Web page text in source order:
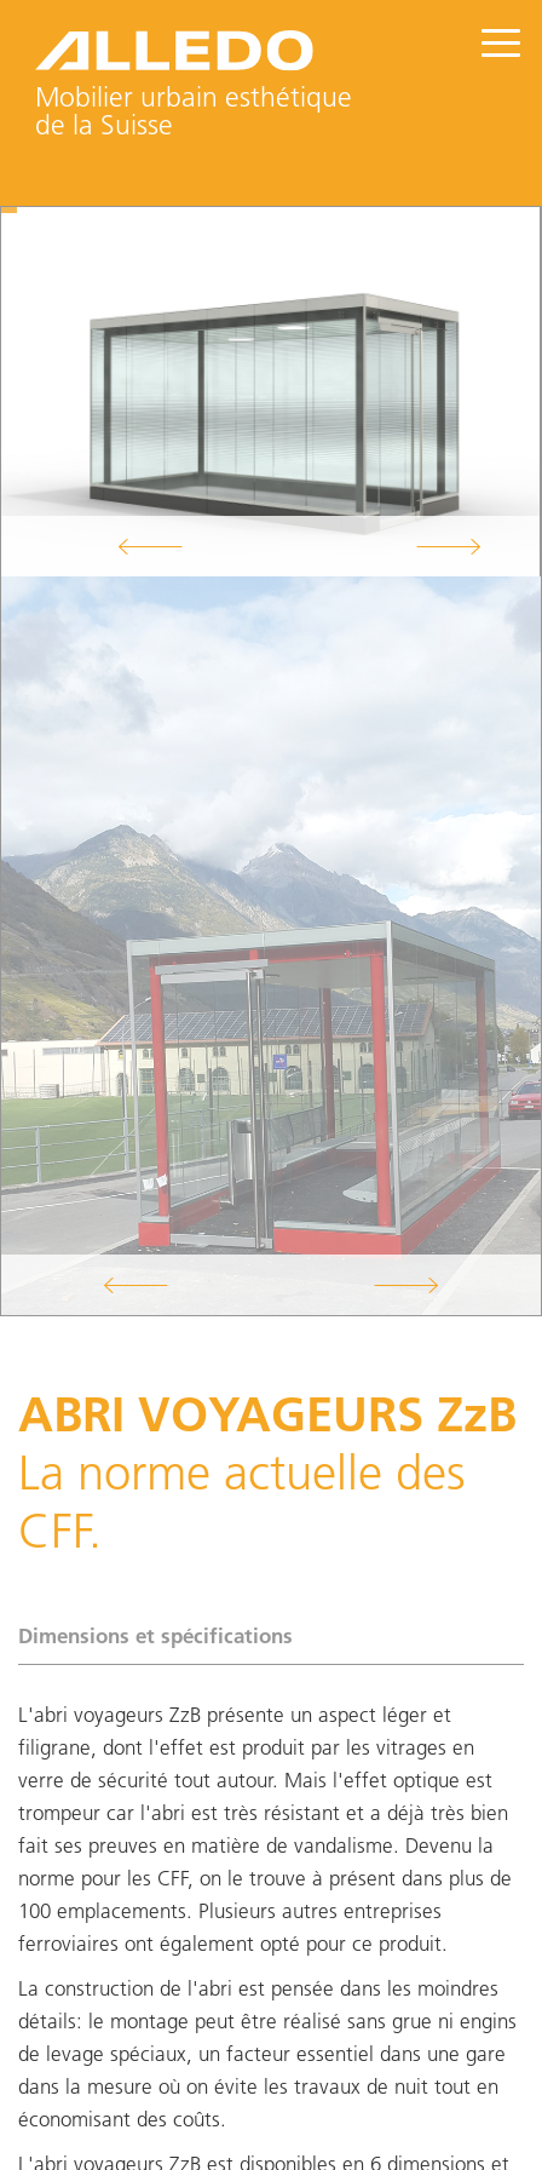
Mobilier urbain esthétique
de la Suisse
ABRI VOYAGEURS ZzB
La norme actuelle des
CFF.
Dimensions et spécifications
L'abri voyageurs ZzB présente un aspect léger et
filigrane, dont l'effet est produit par les vitrages en
verre de sécurité tout autour. Mais l'effet optique est
trompeur car l'abri est très résistant et a déjà très bien
fait ses preuves en matière de vandalisme. Devenu la
norme pour les CFF, on le trouve à présent dans plus de
100 emplacements. Plusieurs autres entreprises
ferroviaires ont également opté pour ce produit.
La construction de l'abri est pensée dans les moindres
détails: le montage peut être réalisé sans grue ni engins
de levage spéciaux, un facteur essentiel dans une gare
dans la mesure où on évite les travaux de nuit tout en
économisant des coûts.
L'abri voyageurs ZzB est disponibles en 6 dimensions et